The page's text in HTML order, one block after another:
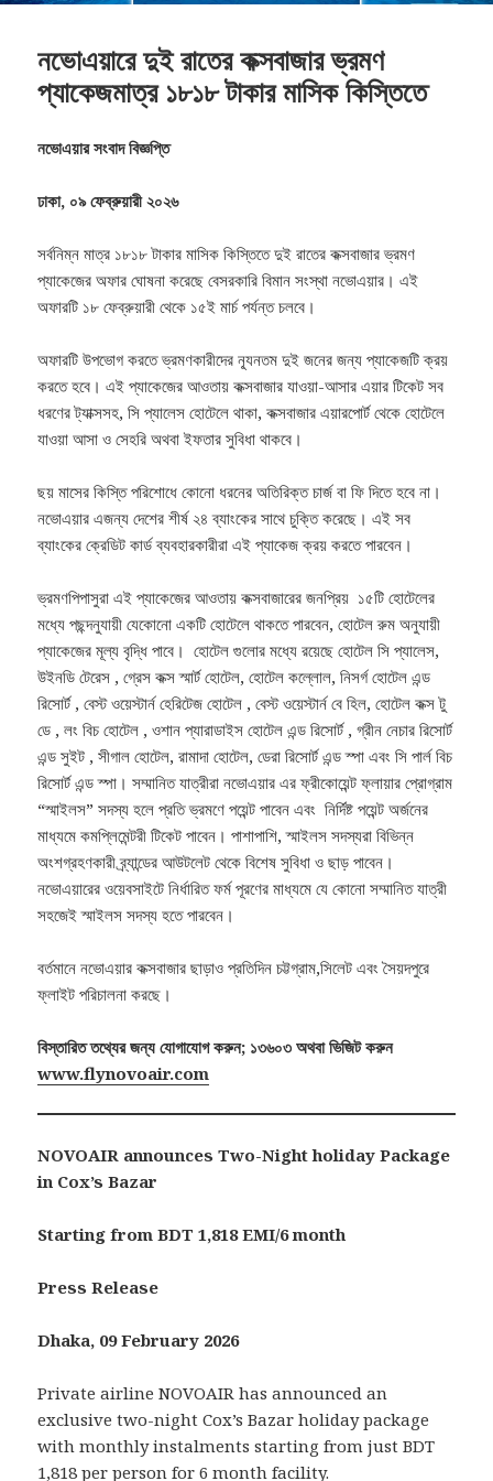
নভোএয়ারে দুই রাতের কক্সবাজার ভ্রমণ
প্যাকেজমাত্র ১৮১৮ টাকার মাসিক কিস্তিতে
নভোএয়ার সংবাদ বিজ্ঞপ্তি
ঢাকা, ০৯ ফেব্রুয়ারী ২০২৬
সর্বনিম্ন মাত্র ১৮১৮ টাকার মাসিক কিস্তিতে দুই রাতের কক্সবাজার ভ্রমণ
প্যাকেজের অফার ঘোষনা করেছে বেসরকারি বিমান সংস্থা নভোএয়ার। এই
অফারটি ১৮ ফেব্রুয়ারী থেকে ১৫ই মার্চ পর্যন্ত চলবে।
অফারটি উপভোগ করতে ভ্রমণকারীদের ন্যূনতম দুই জনের জন্য প্যাকেজটি ক্রয়
করতে হবে। এই প্যাকেজের আওতায় কক্সবাজার যাওয়া-আসার এয়ার টিকেট সব
ধরণের ট্যাক্সসহ, সি প্যালেস হোটেলে থাকা, কক্সবাজার এয়ারপোর্ট থেকে হোটেলে
যাওয়া আসা ও সেহরি অথবা ইফতার সুবিধা থাকবে।
ছয় মাসের কিস্তি পরিশোধে কোনো ধরনের অতিরিক্ত চার্জ বা ফি দিতে হবে না।
নভোএয়ার এজন্য দেশের শীর্ষ ২৪ ব্যাংকের সাথে চুক্তি করেছে। এই সব
ব্যাংকের ক্রেডিট কার্ড ব্যবহারকারীরা এই প্যাকেজ ক্রয় করতে পারবেন।
ভ্রমণপিপাসুরা এই প্যাকেজের আওতায় কক্সবাজারের জনপ্রিয় ১৫টি হোটেলের
মধ্যে পছন্দনুযায়ী যেকোনো একটি হোটেলে থাকতে পারবেন, হোটেল রুম অনুযায়ী
প্যাকেজের মূল্য বৃদ্ধি পাবে। হোটেল গুলোর মধ্যে রয়েছে হোটেল সি প্যালেস,
উইনডি টেরেস , গ্রেস কক্স স্মার্ট হোটেল, হোটেল কল্লোল, নিসর্গ হোটেল এন্ড
রিসোর্ট , বেস্ট ওয়েস্টার্ন হেরিটেজ হোটেল , বেস্ট ওয়েস্টার্ন বে হিল, হোটেল কক্স টু
ডে , লং বিচ হোটেল , ওশান প্যারাডাইস হোটেল এন্ড রিসোর্ট , গ্রীন নেচার রিসোর্ট
এন্ড সুইট , সীগাল হোটেল, রামাদা হোটেল, ডেরা রিসোর্ট এন্ড স্পা এবং সি পার্ল বিচ
রিসোর্ট এন্ড স্পা। সম্মানিত যাত্রীরা নভোএয়ার এর ফ্রীকোয়েন্ট ফ্লায়ার প্রোগ্রাম
“স্মাইলস” সদস্য হলে প্রতি ভ্রমণে পয়েন্ট পাবেন এবং নির্দিষ্ট পয়েন্ট অর্জনের
মাধ্যমে কমপ্লিমেন্টরী টিকেট পাবেন। পাশাপাশি, স্মাইলস সদস্যরা বিভিন্ন
অংশগ্রহণকারী ব্র্যান্ডের আউটলেট থেকে বিশেষ সুবিধা ও ছাড় পাবেন।
নভোএয়ারের ওয়েবসাইটে নির্ধারিত ফর্ম পূরণের মাধ্যমে যে কোনো সম্মানিত যাত্রী
সহজেই স্মাইলস সদস্য হতে পারবেন।
বর্তমানে নভোএয়ার কক্সবাজার ছাড়াও প্রতিদিন চট্টগ্রাম,সিলেট এবং সৈয়দপুরে
ফ্লাইট পরিচালনা করছে।
বিস্তারিত তথ্যের জন্য যোগাযোগ করুন; ১৩৬০৩ অথবা ভিজিট করুন
www.flynovoair.com
NOVOAIR announces Two-Night holiday Package
in Cox’s Bazar
Starting from BDT 1,818 EMI/6 month
Press Release
Dhaka, 09 February 2026
Private airline NOVOAIR has announced an
exclusive two-night Cox’s Bazar holiday package
with monthly instalments starting from just BDT
1,818 per person for 6 month facility.